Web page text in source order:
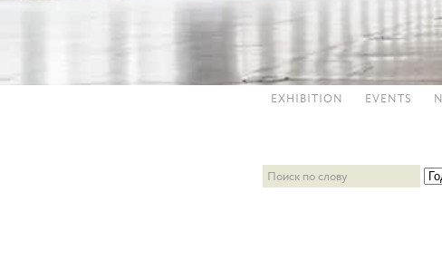
EXHIBITION EVENTS